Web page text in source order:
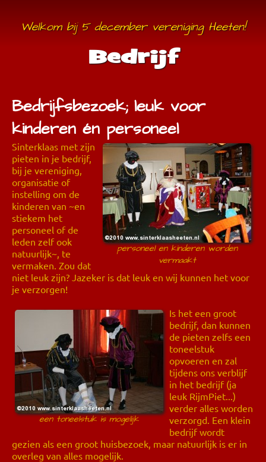
Dit jaar vieren wij ons 25 jarig bestaan!
Bedrijf
Bedrijfsbezoek; leuk voor
kinderen én personeel
personeel en kinderen worden
vermaakt
Sinterklaas met zijn
pieten in je bedrijf,
bij je vereniging,
organisatie of
instelling om de
kinderen van ~en
stiekem het
personeel of de
leden zelf ook
natuurlijk~, te
vermaken. Zou dat
niet leuk zijn? Jazeker is dat leuk en wij kunnen het voor
je verzorgen!
een toneelstuk is mogelijk
Is het een groot
bedrijf, dan kunnen
de pieten zelfs een
toneelstuk
opvoeren en zal
tijdens ons verblijf
in het bedrijf (ja
leuk RijmPiet...)
verder alles worden
verzorgd. Een klein
bedrijf wordt
gezien als een groot huisbezoek, maar natuurlijk is er in
overleg van alles mogelijk.